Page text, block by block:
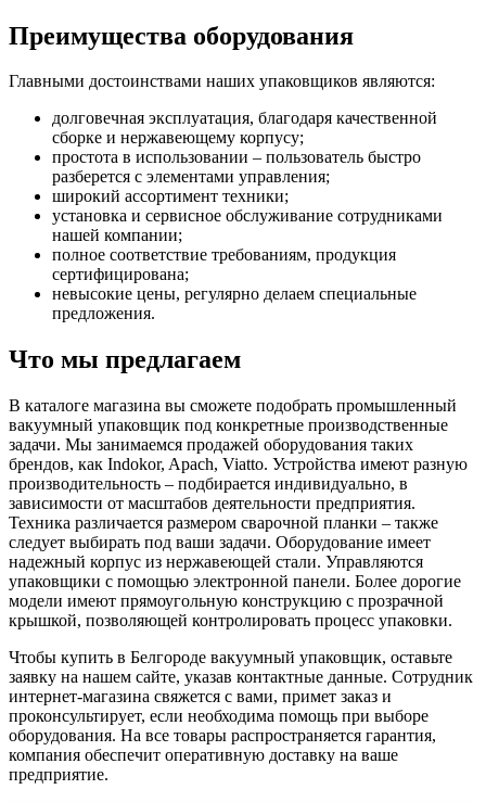
Преимущества оборудования
Главными достоинствами наших упаковщиков являются:
долговечная эксплуатация, благодаря качественной
сборке и нержавеющему корпусу;
простота в использовании – пользователь быстро
разберется с элементами управления;
широкий ассортимент техники;
установка и сервисное обслуживание сотрудниками
нашей компании;
полное соответствие требованиям, продукция
сертифицирована;
невысокие цены, регулярно делаем специальные
предложения.
Что мы предлагаем
В каталоге магазина вы сможете подобрать промышленный
вакуумный упаковщик под конкретные производственные
задачи. Мы занимаемся продажей оборудования таких
брендов, как Indokor, Apach, Viatto. Устройства имеют разную
производительность – подбирается индивидуально, в
зависимости от масштабов деятельности предприятия.
Техника различается размером сварочной планки – также
следует выбирать под ваши задачи. Оборудование имеет
надежный корпус из нержавеющей стали. Управляются
упаковщики с помощью электронной панели. Более дорогие
модели имеют прямоугольную конструкцию с прозрачной
крышкой, позволяющей контролировать процесс упаковки.
Чтобы купить в Белгороде вакуумный упаковщик, оставьте
заявку на нашем сайте, указав контактные данные. Сотрудник
интернет-магазина свяжется с вами, примет заказ и
проконсультирует, если необходима помощь при выборе
оборудования. На все товары распространяется гарантия,
компания обеспечит оперативную доставку на ваше
предприятие.